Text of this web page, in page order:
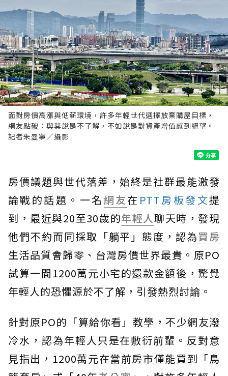
面對房價高漲與低薪環境，許多年輕世代選擇放棄購屋目標，
網友點破：與其說是不了解，不如說是對資產增值感到絕望。
記者朱曼寧／攝影
房價議題與世代落差，始終是社群最能激發
論戰的話題。一名 網友在 PTT房板發文提
到，最近與20至30歲的年輕人聊天時，發現
他們不約而同採取「躺平」態度，認為買房
生活品質會歸零、台灣房價世界最貴。原PO
試算一間1200萬元小宅的還款金額後，驚覺
年輕人的恐懼源於不了解，引發熱烈討論。
針對原PO的「算給你看」教學，不少網友潑
冷水，認為年輕人只是在敷衍前輩。反對意
見指出，1200萬元在當前房市僅能買到「鳥